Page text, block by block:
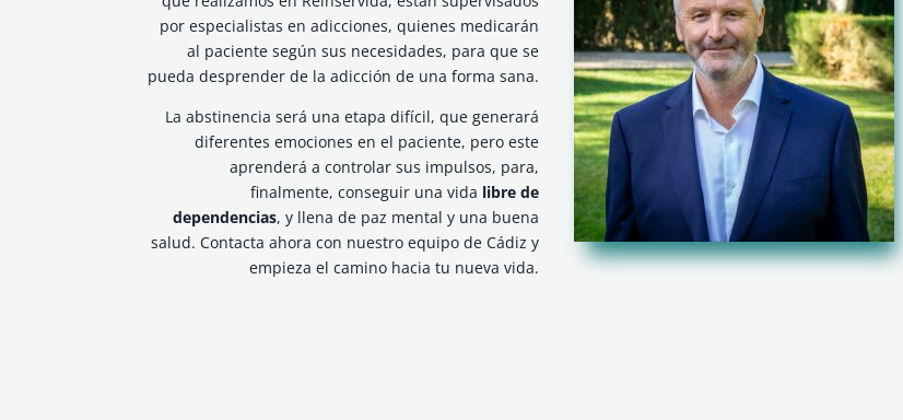
por especialistas en adicciones, quienes medicarán
al paciente según sus necesidades, para que se
pueda desprender de la adicción de una forma sana.
La abstinencia será una etapa difícil, que generará
diferentes emociones en el paciente, pero este
aprenderá a controlar sus impulsos, para,
finalmente, conseguir una vida libre de
dependencias, y llena de paz mental y una buena
salud. Contacta ahora con nuestro equipo de Cádiz y
empieza el camino hacia tu nueva vida.